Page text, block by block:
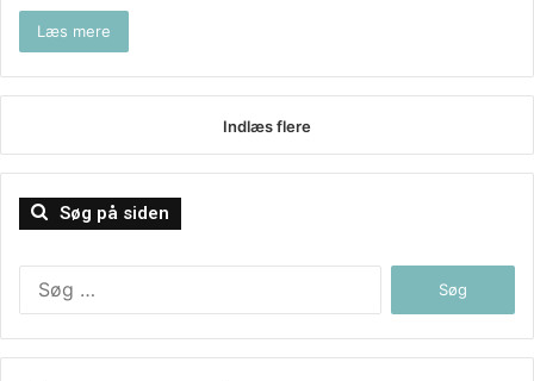
Læs mere
Indlæs flere
Søg på siden